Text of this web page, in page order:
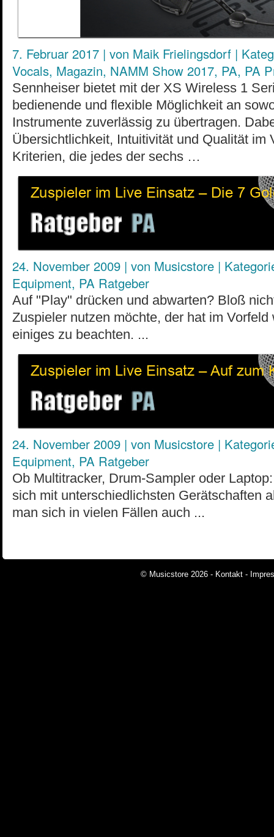
7. Februar 2017 | von Maik Frielingsdorf |
Vocals, Magazin, NAMM Show 2017, PA, PA
Sennheiser bietet mit der XS Wireless 1
bedienende und flexible Möglichkeit an
Instrumente zuverlässig zu übertragen.
Übersichtlichkeit, Intuitivität und Qualität im
Kriterien, die jedes der sechs …
24. November 2009 | von Musicstore |
Equipment, PA Ratgeber
Auf "Play" drücken und abwarten? Bloß
Zuspieler nutzen möchte, der hat im
einiges zu beachten. ...
24. November 2009 | von Musicstore |
Equipment, PA Ratgeber
Ob Multitracker, Drum-Sampler oder
sich mit unterschiedlichsten Gerätschaften
man sich in vielen Fällen auch ...
© Musicstore 2026 - Kontakt -